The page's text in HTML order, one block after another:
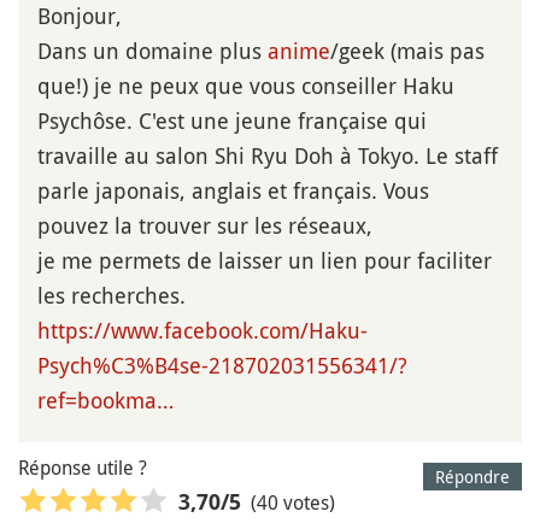
Bonjour,
Dans un domaine plus anime/geek (mais pas
que!) je ne peux que vous conseiller Haku
Psychôse. C'est une jeune française qui
travaille au salon Shi Ryu Doh à Tokyo. Le staff
parle japonais, anglais et français. Vous
pouvez la trouver sur les réseaux,
je me permets de laisser un lien pour faciliter
les recherches.
https://www.facebook.com/Haku-
Psych%C3%B4se-218702031556341/?
ref=bookma…
Répondre
Réponse utile ?
3,70/5 (40 votes)